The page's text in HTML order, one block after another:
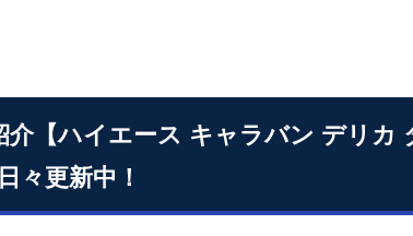
介【ハイエース キャラバン デリカ
々更新中！